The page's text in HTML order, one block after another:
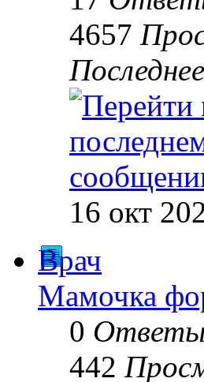
4657
16 окт
Врач
Мамочка
0 Ответы
442